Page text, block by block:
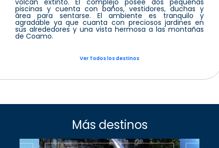
piscinas y cuenta con baños, vestidores, duchas y
área para sentarse. El ambiente es tranquilo y
agradable ya que cuanta con preciosos jardines en
sus alrededores y una vista hermosa a las montañas
de Coamo.
Ver Todos los destinos
Más destinos